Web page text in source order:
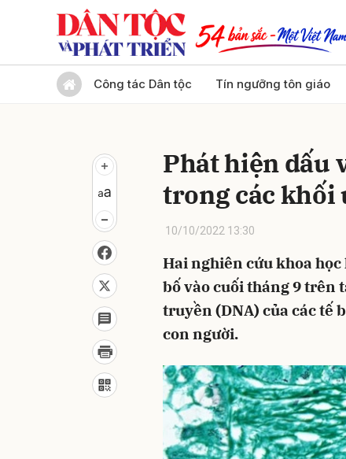
Công tác Dân tộc Tín ngưỡng tôn giáo
Phát hiện dấu
trong các khối
10/10/2022 13:30
Hai nghiên cứu khoa
bố vào cuối tháng 9 trên
truyền (DNA) của các tế
con người.